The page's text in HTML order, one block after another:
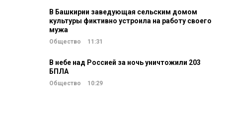
В Башкирии заведующая сельским домом
культуры фиктивно устроила на работу своего
мужа
Общество 11:31
В небе над Россией за ночь уничтожили 203
БПЛА
Общество 10:29